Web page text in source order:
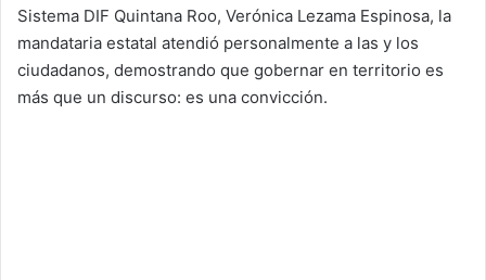
Sistema DIF Quintana Roo, Verónica Lezama Espinosa, la
mandataria estatal atendió personalmente a las y los
ciudadanos, demostrando que gobernar en territorio es
más que un discurso: es una convicción.